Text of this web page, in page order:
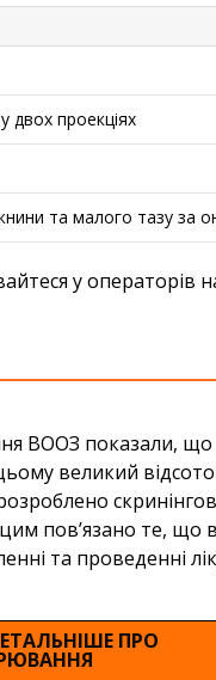
двох проекціях
та малого тазу за
у операторів
ВООЗ показали, що
великий
пов’язано те, що
та проведенні
ПРО